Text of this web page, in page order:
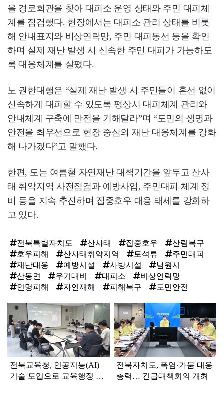
을 경로회관을 찾아 대피소 운영 상태와 주민 대피체
계를 점검했다. 현장에서는 대피소 관리 상태를 비롯
해 안내표지와 비상연락망, 주민 대피동선 등을 확인
하며 실제 재난 발생 시 신속한 주민 대피가 가능하도
록 대응체계를 살폈다.
노 권한대행은 “실제 재난 발생 시 주민들이 혼선 없이
신속하게 대피할 수 있도록 평상시 대피체계 관리와
안내체계 구축에 만전을 기해달라”며 “도민의 생명과
안전을 최우선으로 현장 중심의 재난 대응체계를 강화
해 나가겠다”고 말했다.
한편, 도는 여름철 자연재난 대책기간을 앞두고 산사
태 취약지역 사전점검과 예방사업, 주민대피 체계 정
비 등을 지속 추진하며 집중호우 대응 태세를 강화하
고 있다.
전북특별자치도 산사태 집중호우
산림복구
호우피해
산사태취약지역 토석류
주민대피
재난대응
예방시설 사방시설
남원시
산동면
우기대비 대피소
비상연락망
인명피해
자연재해 피해복구 도민안전
탑
라
인
전북교육청, 인공지능(AI)
기술 도입으로 교육행정 대
전북자치도, 폭염·가뭄 대응
총력… 긴급대책회의 개최